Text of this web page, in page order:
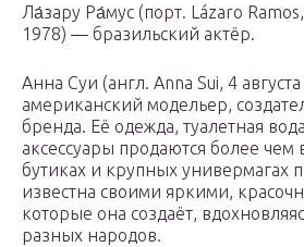
Ла́зару Ра́мус (порт. Lázaro
1978) — бразильский актёр.
Анна Суи (англ. Anna Sui, 4
американский модельер,
бренда. Её одежда, туалетная
аксессуары продаются более чем
бутиках и крупных универмагах
известна своими яркими,
которые она создаёт,
разных народов.